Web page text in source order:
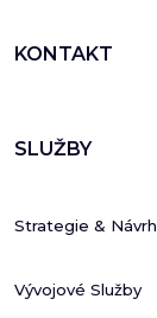
KONTAKT
SLUŽBY
Strategie & Návrh
Vývojové Služby